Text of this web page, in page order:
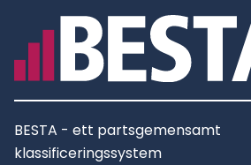
BESTA - ett partsgemensamt
klassificeringssystem